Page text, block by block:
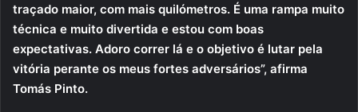
traçado maior, com mais quilómetros. É uma rampa muito
técnica e muito divertida e estou com boas
expectativas. Adoro correr lá e o objetivo é lutar pela
vitória perante os meus fortes adversários”, afirma
Tomás Pinto.